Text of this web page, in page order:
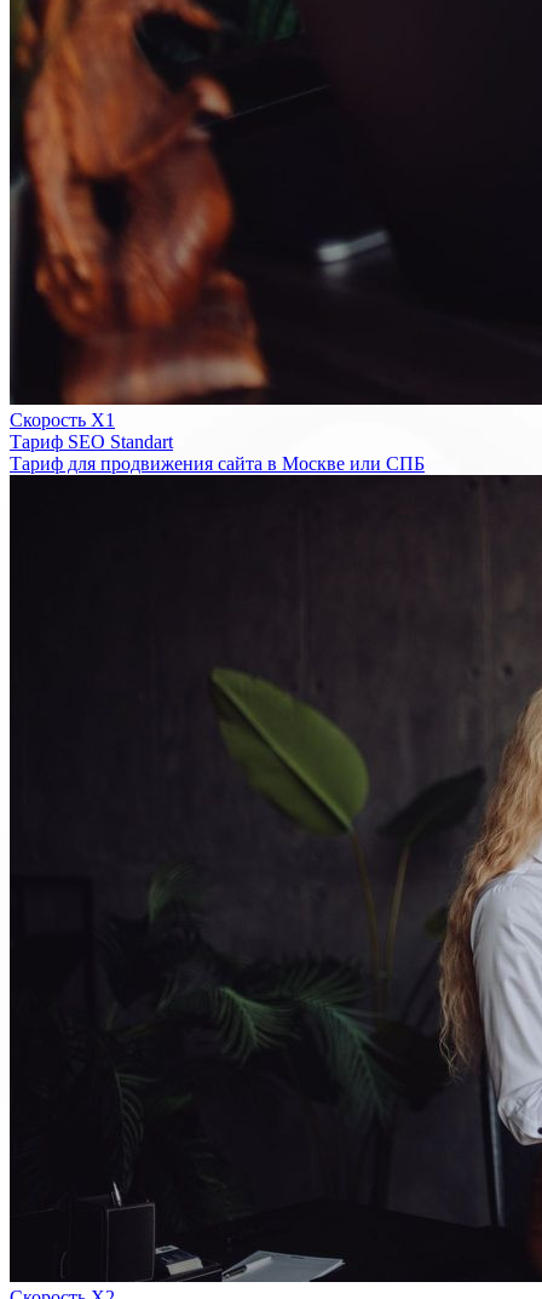
Скорость Х1
Тариф SEO Standart
Тариф для продвижения сайта в Москве или СПБ